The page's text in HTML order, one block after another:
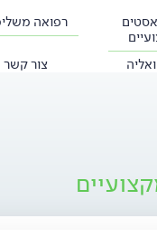
רפואה
צור קשר